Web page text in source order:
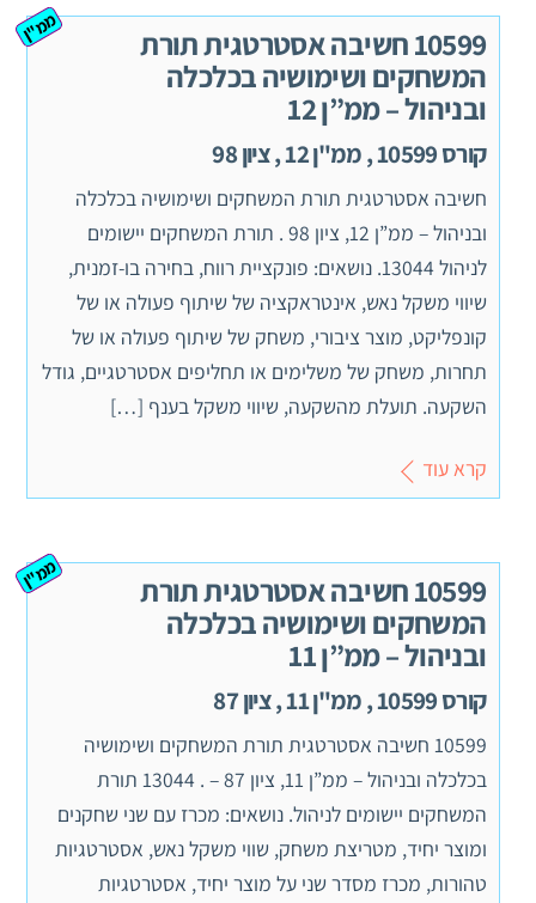
10599 חשיבה אסטרטגית תורת
המשחקים ושימושיה בכלכלה
ובניהול – ממ”ן 12
קורס 10599 , ממ"ן 12 , ציון 98
ממ"ן
חשיבה אסטרטגית תורת המשחקים ושימושיה בכלכלה
ובניהול – ממ”ן 12, ציון 98 . תורת המשחקים יישומים
לניהול 13044. נושאים: פונקציית רווח, בחירה בו-זמנית,
שיווי משקל נאש, אינטראקציה של שיתוף פעולה או של
קונפליקט, מוצר ציבורי, משחק של שיתוף פעולה או של
תחרות, משחק של משלימים או תחליפים אסטרטגיים, גודל
השקעה. תועלת מהשקעה, שיווי משקל בענף […]
קרא עוד
10599 חשיבה אסטרטגית תורת
המשחקים ושימושיה בכלכלה
ובניהול – ממ”ן 11
קורס 10599 , ממ"ן 11 , ציון 87
ממ"ן
10599 חשיבה אסטרטגית תורת המשחקים ושימושיה
בכלכלה ובניהול – ממ”ן 11, ציון 87 – . 13044 תורת
המשחקים יישומים לניהול. נושאים: מכרז עם שני שחקנים
ומוצר יחיד, מטריצת משחק, שווי משקל נאש, אסטרטגיות
טהורות, מכרז מסדר שני על מוצר יחיד, אסטרטגיות